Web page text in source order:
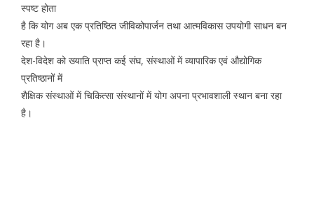
स्पष्ट होता
है कि योग अब एक प्रतिष्ठित जीविकोपार्जन तथा आत्मविकास उपयोगी साधन बन
रहा है।
देश-विदेश को ख्याति प्राप्त कई संघ, संस्थाओं में व्यापारिक एवं औद्योगिक
प्रतिष्ठानों में
शैक्षिक संस्थाओं में चिकित्सा संस्थानों में योग अपना प्रभावशाली स्थान बना रहा
है।